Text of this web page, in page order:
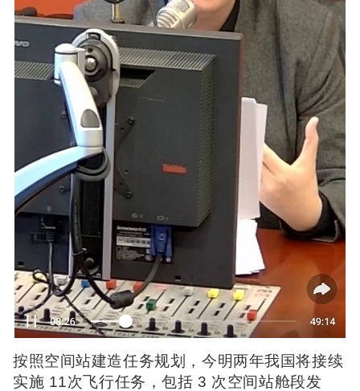
按照空间站建造任务规划，今明两年我国将接续
实施 11次飞行任务，包括 3 次空间站舱段发